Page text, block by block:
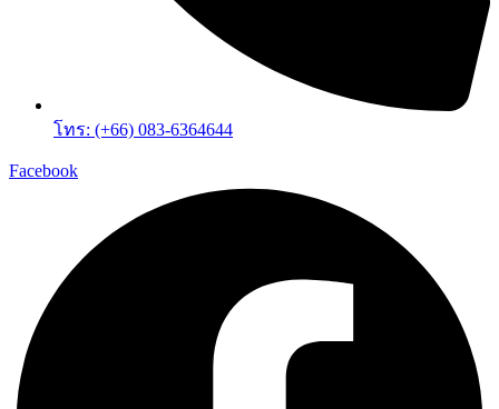
โทร: (+66) 083-6364644
Facebook